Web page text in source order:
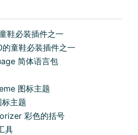
鞋必装插件之一
童鞋必装插件之一
简体语言包
图标主题
主题
彩色的括号
具